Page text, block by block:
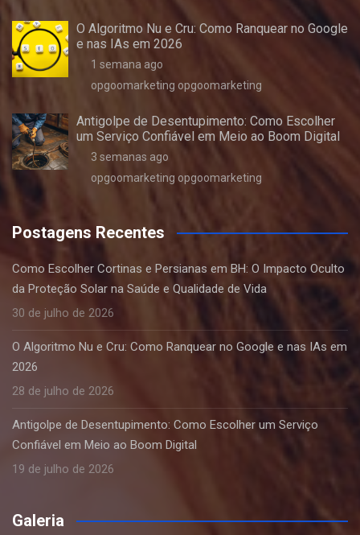
O Algoritmo Nu e Cru: Como Ranquear no Google
e nas IAs em 2026
1 semana ago
opgoomarketing opgoomarketing
Antigolpe de Desentupimento: Como Escolher
um Serviço Confiável em Meio ao Boom Digital
3 semanas ago
opgoomarketing opgoomarketing
Postagens Recentes
Como Escolher Cortinas e Persianas em BH: O Impacto Oculto
da Proteção Solar na Saúde e Qualidade de Vida
30 de julho de 2026
O Algoritmo Nu e Cru: Como Ranquear no Google e nas IAs em
2026
28 de julho de 2026
Antigolpe de Desentupimento: Como Escolher um Serviço
Confiável em Meio ao Boom Digital
19 de julho de 2026
Galeria